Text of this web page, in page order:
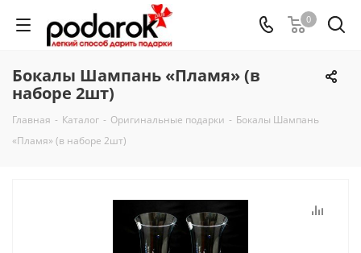
0
Бокалы Шампань «Пламя» (в
наборе 2шт)
Главная - Каталог - Оригинальные подарки - Бокалы Шампань
«Пламя» (в наборе 2шт)